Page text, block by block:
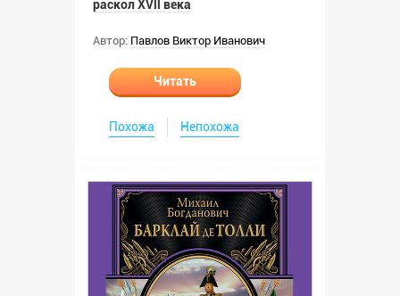
раскол ХVll века
Автор: Павлов Виктор Иванович
Читать
Похожа Непохожа